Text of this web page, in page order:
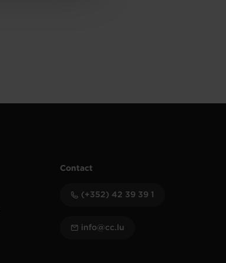
Contact
(+352) 42 39 39 1
info@cc.lu